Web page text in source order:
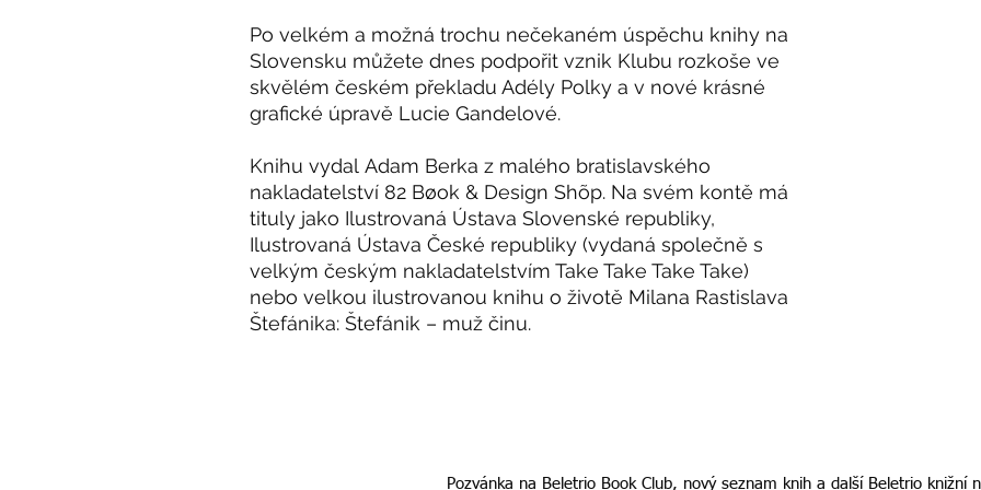
Po velkém a možná trochu nečekaném úspěchu knihy na
Slovensku můžete dnes podpořit vznik Klubu rozkoše ve
skvělém českém překladu Adély Polky a v nové krásné
grafické úpravě Lucie Gandelové.
Knihu vydal Adam Berka z malého bratislavského
nakladatelství 82 Bøok & Design Shõp. Na svém kontě má
tituly jako Ilustrovaná Ústava Slovenské republiky,
Ilustrovaná Ústava České republiky (vydaná společně s
velkým českým nakladatelstvím Take Take Take Take)
nebo velkou ilustrovanou knihu o životě Milana Rastislava
Štefánika: Štefánik – muž činu.
Pozvánka na Beletrio Book Club, nový seznam knih a další Beletrio knižní